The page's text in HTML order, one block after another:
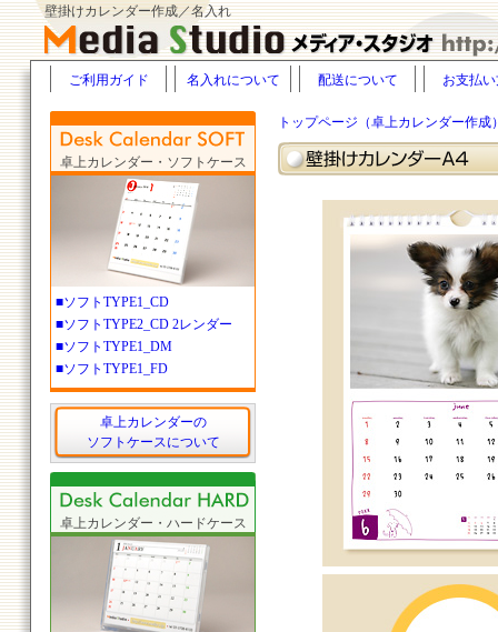
壁掛けカレンダー作成／名入れ
トップページ（卓上カレンダー作成
卓上カレンダー・ソフトケース
■ソフトTYPE1_CD
■ソフトTYPE2_CD 2レンダー
■ソフトTYPE1_DM
■ソフトTYPE1_FD
卓上カレンダーの
ソフトケースについて
卓上カレンダー・ハードケース
ご利用ガイド 名入れについて 配送について お支払